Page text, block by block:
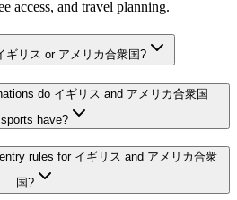
access, and travel planning.
ギリス or アメリカ合衆国?
do イギリス and アメリカ合衆国
have?
rules for イギリス and アメリカ合衆
国?